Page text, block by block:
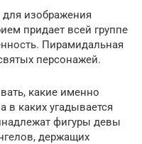
изображения
придает всей группе
Пирамидальная
персонажей.
какие именно
каких угадывается
фигуры девы
держащих